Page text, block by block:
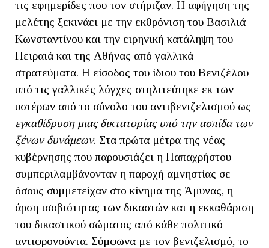
τις εφημερίδες που τον στήριζαν. Η αφήγηση της
μελέτης ξεκινάει με την εκθρόνιση του Βασιλιά
Κωνσταντίνου και την ειρηνική κατάληψη του
Πειραιά και της Αθήνας από γαλλικά
στρατεύματα. Η είσοδος του ίδιου του Βενιζέλου
υπό τις γαλλικές λόγχες στηλιτεύτηκε εκ των
υστέρων από το σύνολο του αντιβενιζελισμού ως
εγκαθίδρυση μιας δικτατορίας υπό την ασπίδα των
ξένων δυνάμεων. Στα πρώτα μέτρα της νέας
κυβέρνησης που παρουσιάζει η Παπαχρήστου
συμπεριλαμβάνονταν η παροχή αμνηστίας σε
όσους συμμετείχαν στο κίνημα της Άμυνας, η
άρση ισοβιότητας των δικαστών και η εκκαθάριση
του δικαστικού σώματος από κάθε πολιτικό
αντιφρονούντα. Σύμφωνα με τον βενιζελισμό, το